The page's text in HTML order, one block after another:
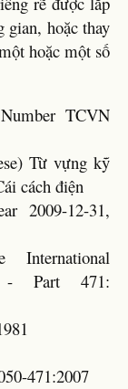
gian, hoặc thay
hoặc một số
TCVN
Từ vựng kỹ
cách điện
2009-12-31,
- Part 471:
471:2007